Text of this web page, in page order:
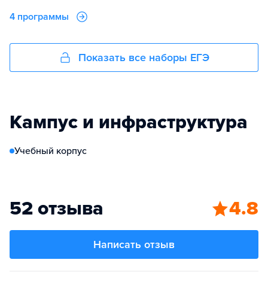
4 программы
Показать все наборы ЕГЭ
Кампус и инфраструктура
Учебный корпус
52 отзыва 4.8
Написать отзыв